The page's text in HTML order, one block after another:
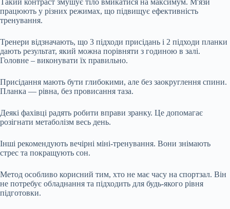
працюють у різних режимах, що підвищує ефективність
тренування.
Тренери відзначають, що 3 підходи присідань і 2 підходи планки
дають результат, який можна порівняти з годиною в залі.
Головне – виконувати їх правильно.
Присідання мають бути глибокими, але без заокруглення спини.
Планка — рівна, без провисання таза.
Деякі фахівці радять робити вправи зранку. Це допомагає
розігнати метаболізм весь день.
Інші рекомендують вечірні міні-тренування. Вони знімають
стрес та покращують сон.
Метод особливо корисний тим, хто не має часу на спортзал. Він
не потребує обладнання та підходить для будь-якого рівня
підготовки.